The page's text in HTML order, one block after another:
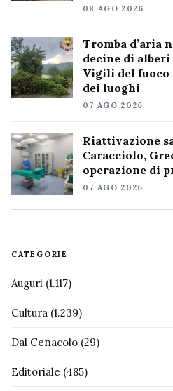
08 AGO 2026
Tromba d’aria
decine di
Vigili del
dei luoghi
07 AGO 2026
Riattivazione
Caracciolo,
operazione di
07 AGO 2026
CATEGORIE
Auguri (1.117)
Cultura (1.239)
Dal Cenacolo (29)
Editoriale (485)